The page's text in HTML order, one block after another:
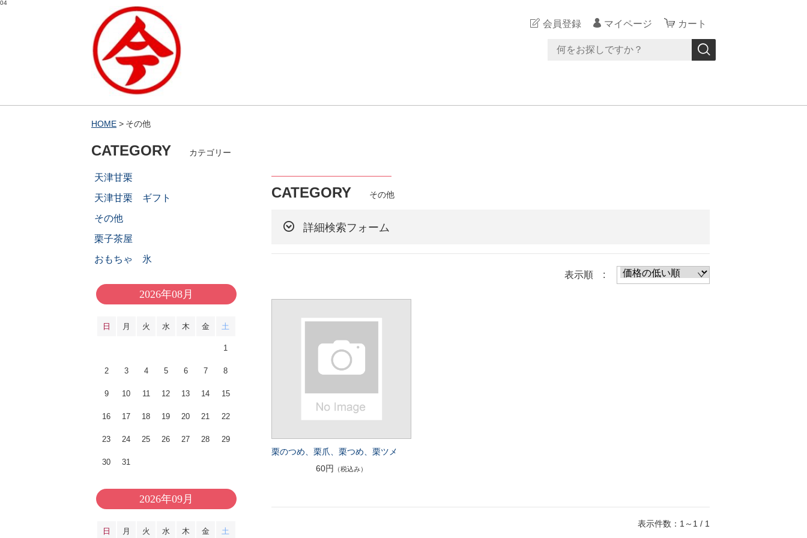
04
会員登録 マイページ カート
HOME その他
CATEGORY その他
詳細検索フォーム
表示順 :
栗のつめ、栗爪、栗つめ、栗ツメ
60円
（税込み）
表示件数：1～1 / 1
CATEGORY カテゴリー
天津甘栗
天津甘栗 ギフト
その他
栗子茶屋
おもちゃ 氷
2026年08月
日 月 火 水 木 金 土
1
2 3 4 5 6 7 8
9 10 11 12 13 14 15
16 17 18 19 20 21 22
23 24 25 26 27 28 29
30 31
2026年09月
日 月 火 水 木 金 土